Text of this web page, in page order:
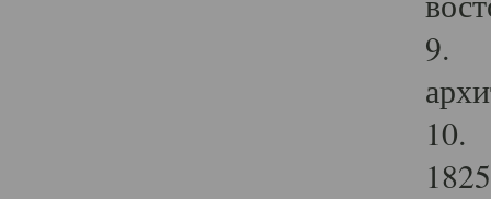
9.
10.